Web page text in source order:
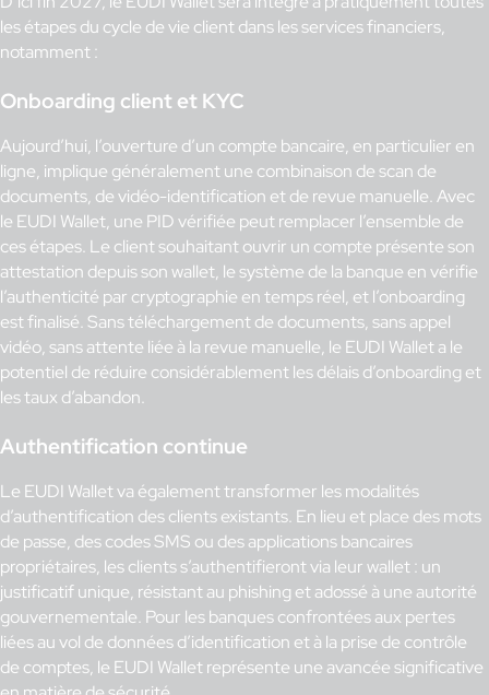
les étapes du cycle de vie client dans les services financiers,
notamment :
Onboarding client et KYC
Aujourd’hui, l’ouverture d’un compte bancaire, en particulier en
ligne, implique généralement une combinaison de scan de
documents, de vidéo-identification et de revue manuelle. Avec
le EUDI Wallet, une PID vérifiée peut remplacer l’ensemble de
ces étapes. Le client souhaitant ouvrir un compte présente son
attestation depuis son wallet, le système de la banque en vérifie
l’authenticité par cryptographie en temps réel, et l’onboarding
est finalisé. Sans téléchargement de documents, sans appel
vidéo, sans attente liée à la revue manuelle, le EUDI Wallet a le
potentiel de réduire considérablement les délais d’onboarding et
les taux d’abandon.
Authentification continue
Le EUDI Wallet va également transformer les modalités
d’authentification des clients existants. En lieu et place des mots
de passe, des codes SMS ou des applications bancaires
propriétaires, les clients s’authentifieront via leur wallet : un
justificatif unique, résistant au phishing et adossé à une autorité
gouvernementale. Pour les banques confrontées aux pertes
liées au vol de données d’identification et à la prise de contrôle
de comptes, le EUDI Wallet représente une avancée significative